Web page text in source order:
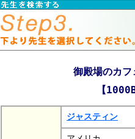
御殿場のカ
【
ジャスティン